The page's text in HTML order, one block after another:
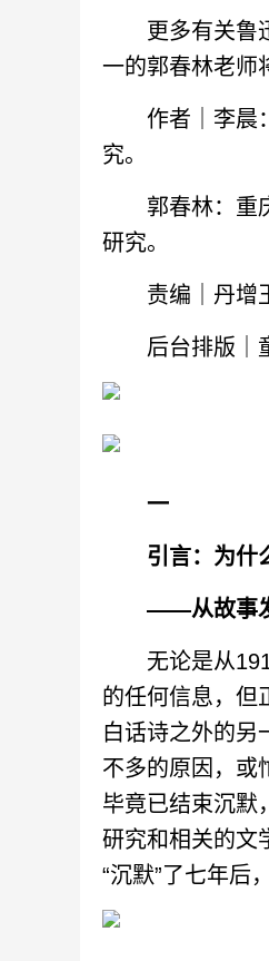
更多有关鲁迅
一的郭春林老师
作者｜李晨：
究。
郭春林：重庆
研究。
责编｜丹增
后台排版｜
一
引言：为什
——从故事
无论是从1918
的任何信息，但
白话诗之外的另
不多的原因，或
毕竟已结束沉默
研究和相关的文
“沉默”了七年后